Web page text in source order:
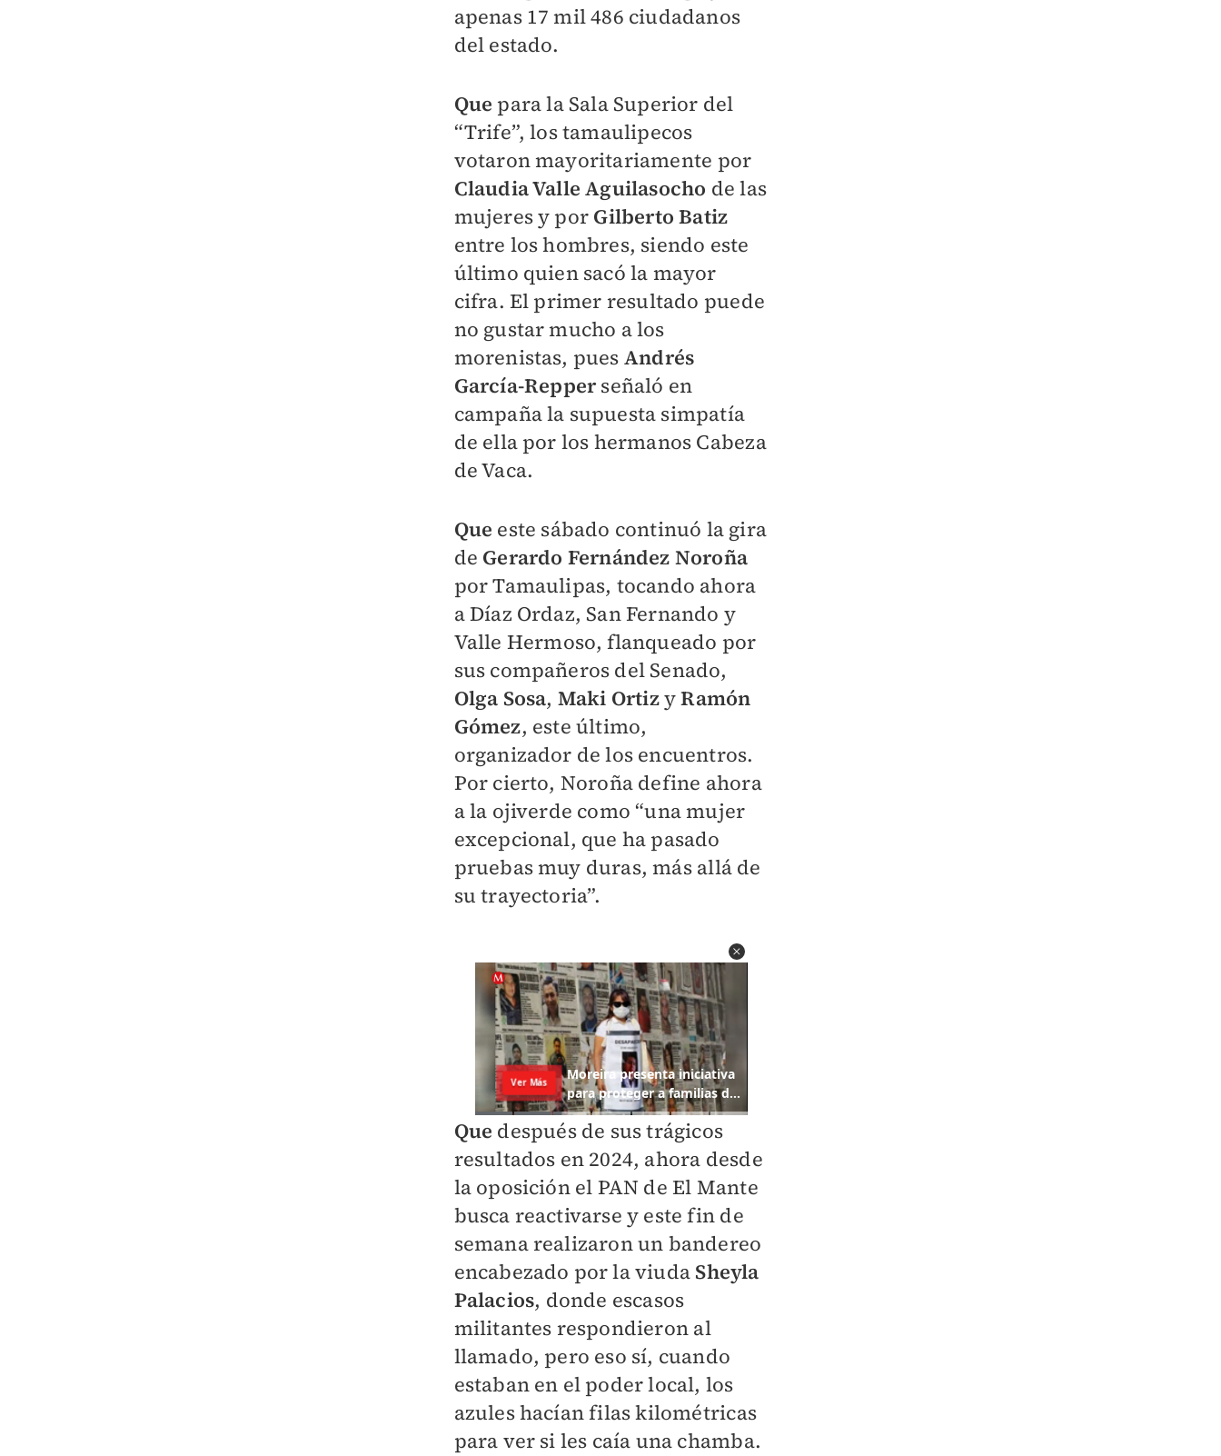
apenas 17 mil 486 ciudadanos
del estado.
Que para la Sala Superior del
“Trife”, los tamaulipecos
votaron mayoritariamente por
Claudia Valle Aguilasocho de las
mujeres y por Gilberto Batiz
entre los hombres, siendo este
último quien sacó la mayor
cifra. El primer resultado puede
no gustar mucho a los
morenistas, pues Andrés
García-Repperseñaló en
campaña la supuesta simpatía
de ella por los hermanos Cabeza
de Vaca.
Que este sábado continuó la gira
de Gerardo Fernández Noroña
por Tamaulipas, tocando ahora
a Díaz Ordaz, San Fernando y
Valle Hermoso, flanqueado por
sus compañeros del Senado,
Olga Sosa, Maki OrtizyRamón
Gómez, este último,
organizador de los encuentros.
Por cierto, Noroña define ahora
a la ojiverde como “una mujer
excepcional, que ha pasado
pruebas muy duras, más allá de
su trayectoria”.
Que después de sus trágicos
resultados en 2024, ahora desde
la oposición el PAN de El Mante
busca reactivarse y este fin de
semana realizaron un bandereo
encabezado por la viuda Sheyla
Palacios, donde escasos
militantes respondieron al
llamado, pero eso sí, cuando
estaban en el poder local, los
azules hacían filas kilométricas
para ver si les caía una chamba.